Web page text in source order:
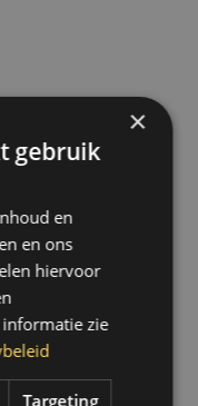
×
gebruik
en
en ons
hiervoor
zie
Targeting